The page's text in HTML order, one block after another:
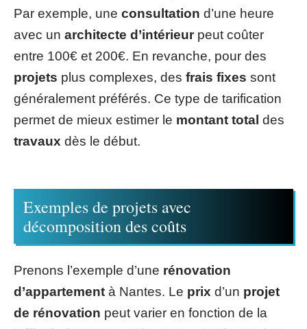
Par exemple, une consultation d’une heure
avec un architecte d’intérieurpeut coûter
entre 100€ et 200€. En revanche, pour des
projets plus complexes, des frais fixes sont
généralement préférés. Ce type de tarification
permet de mieux estimer le montant total des
travaux dès le début.
Exemples de projets avec
décomposition des coûts
Prenons l’exemple d’une rénovation
d’appartement à Nantes. Le prix d’un projet
de rénovation peut varier en fonction de la